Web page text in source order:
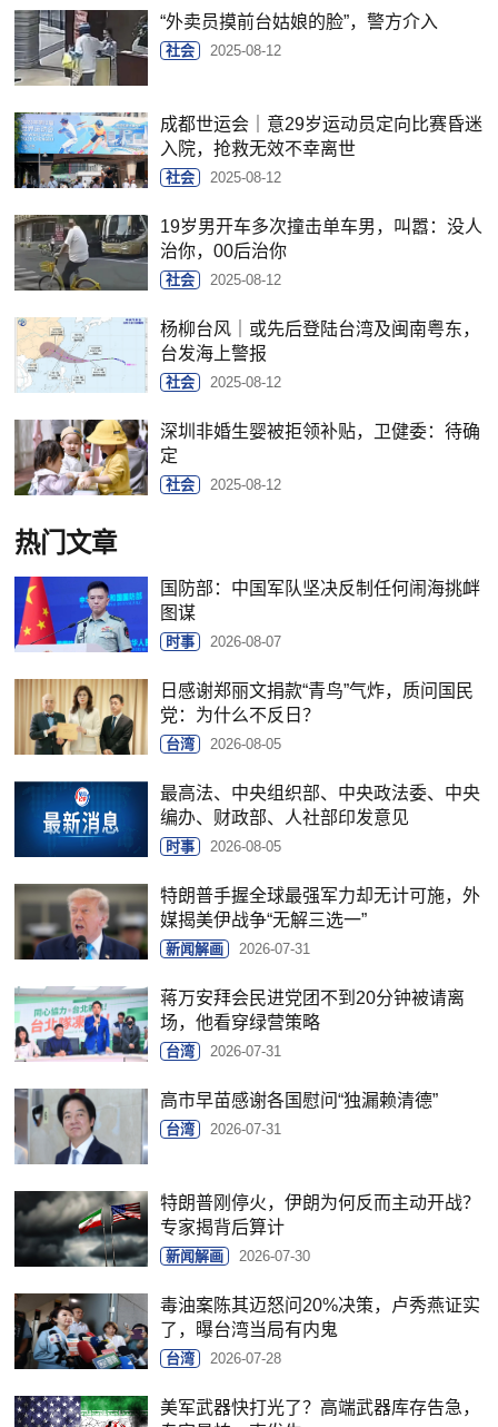
“外卖员摸前台姑娘的脸”，警方介入
社会 2025-08-12
成都世运会｜意29岁运动员定向比赛昏迷
入院，抢救无效不幸离世
社会 2025-08-12
19岁男开车多次撞击单车男，叫嚣：没人
治你，00后治你
社会 2025-08-12
杨柳台风｜或先后登陆台湾及闽南粤东，
台发海上警报
社会 2025-08-12
深圳非婚生婴被拒领补贴，卫健委：待确
定
社会 2025-08-12
热门文章
国防部：中国军队坚决反制任何闹海挑衅
图谋
时事 2026-08-07
日感谢郑丽文捐款“青鸟”气炸，质问国民
党：为什么不反日？
台湾 2026-08-05
最高法、中央组织部、中央政法委、中央
编办、财政部、人社部印发意见
时事 2026-08-05
特朗普手握全球最强军力却无计可施，外
媒揭美伊战争“无解三选一”
新闻解画 2026-07-31
蒋万安拜会民进党团不到20分钟被请离
场，他看穿绿营策略
台湾 2026-07-31
高市早苗感谢各国慰问“独漏赖清德”
台湾 2026-07-31
特朗普刚停火，伊朗为何反而主动开战？
专家揭背后算计
新闻解画 2026-07-30
毒油案陈其迈怒问20%决策，卢秀燕证实
了，曝台湾当局有内鬼
台湾 2026-07-28
美军武器快打光了？高端武器库存告急，